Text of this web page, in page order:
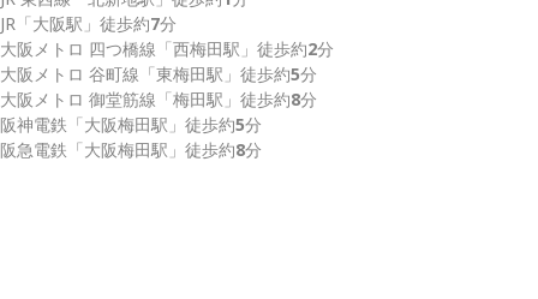
JR 「大阪駅」 徒歩約7分
大阪メトロ 四つ橋線 「西梅田駅」 徒歩約2分
大阪メトロ 谷町線 「東梅田駅」 徒歩約5分
大阪メトロ 御堂筋線 「梅田駅」 徒歩約8分
阪神電鉄 「大阪梅田駅」 徒歩約5分
阪急電鉄 「大阪梅田駅」 徒歩約8分